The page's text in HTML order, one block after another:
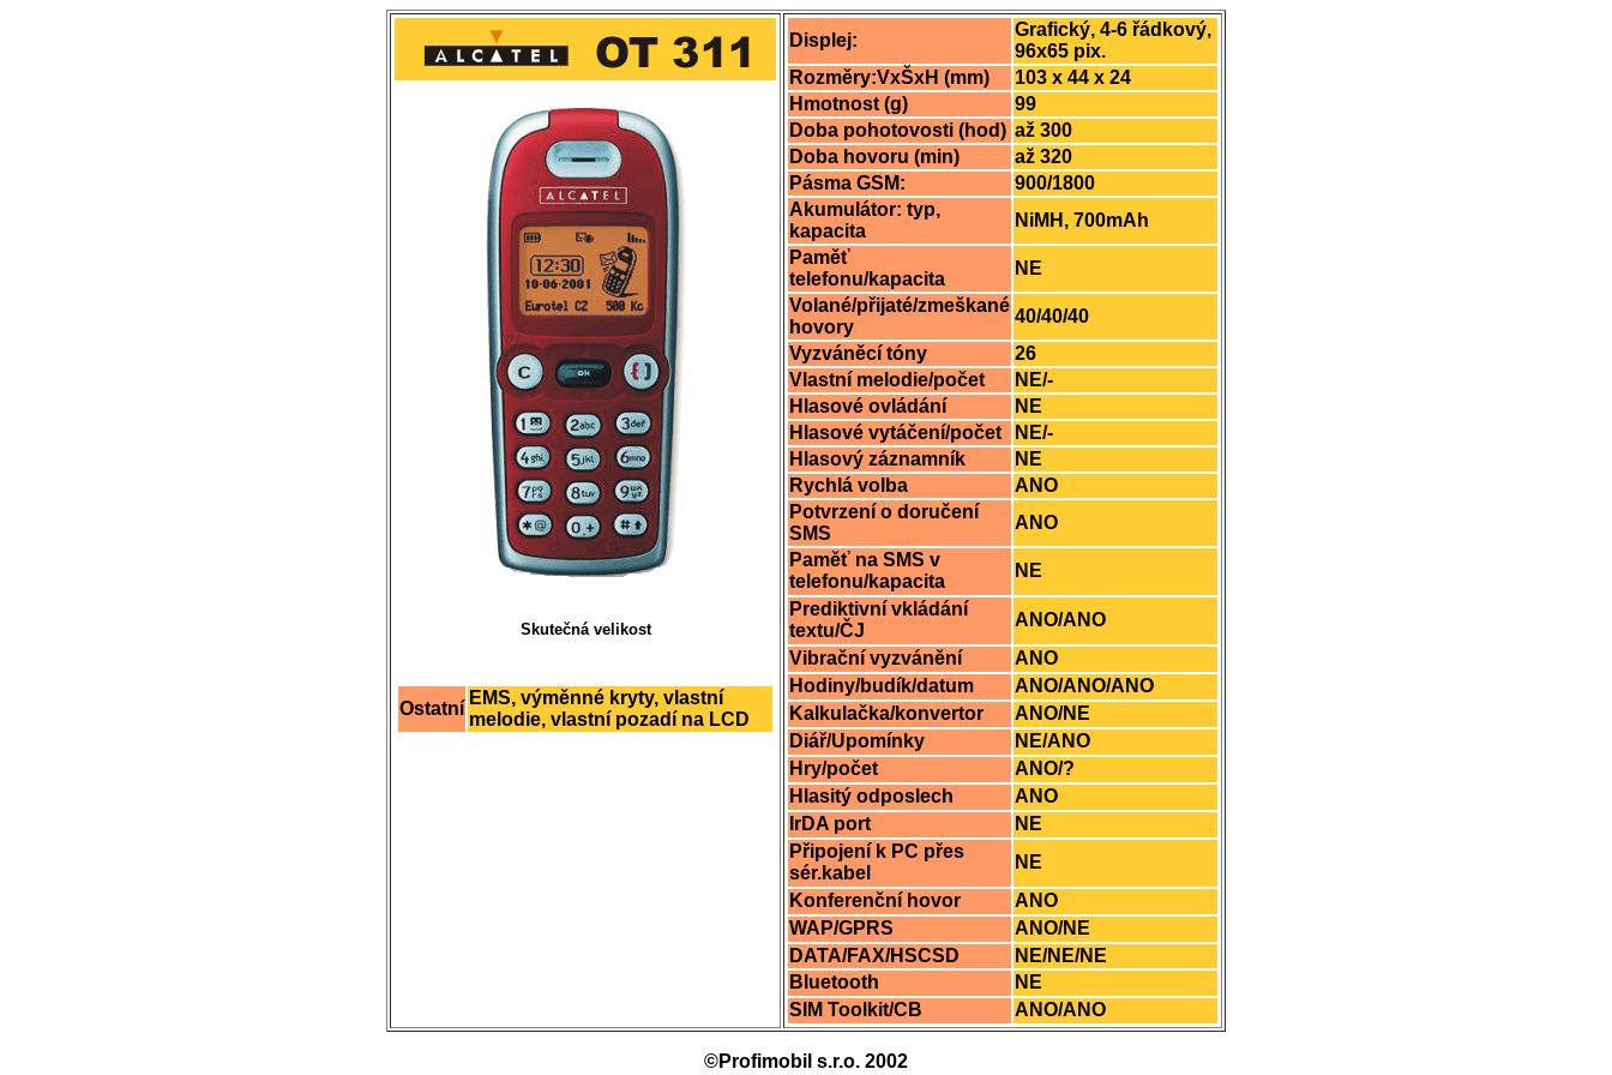
Skutečná velikost
Ostatní
EMS, výměnné kryty, vlastní
melodie, vlastní pozadí na LCD
Displej:
Grafický, 4-6 řádkový,
96x65 pix.
Rozměry:VxŠxH (mm)
103 x 44 x 24
Hmotnost (g)
99
Doba pohotovosti (hod) až 300
Doba hovoru (min)
až 320
Pásma GSM:
900/1800
Akumulátor: typ,
kapacita
NiMH, 700mAh
Paměť
telefonu/kapacita
NE
Volané/přijaté/zmeškané
hovory
40/40/40
Vyzváněcí tóny
26
Vlastní melodie/počet
NE/-
Hlasové ovládání
NE
Hlasové vytáčení/počet
NE/-
Hlasový záznamník
NE
Rychlá volba
ANO
Potvrzení o doručení
SMS
ANO
Paměť na SMS v
telefonu/kapacita
NE
Prediktivní vkládání
textu/ČJ
ANO/ANO
Vibrační vyzvánění
ANO
Hodiny/budík/datum
ANO/ANO/ANO
Kalkulačka/konvertor
ANO/NE
Diář/Upomínky
NE/ANO
Hry/počet
ANO/?
Hlasitý odposlech
ANO
IrDA port
NE
Připojení k PC přes
sér.kabel
NE
Konferenční hovor
ANO
WAP/GPRS
ANO/NE
DATA/FAX/HSCSD
NE/NE/NE
Bluetooth
NE
SIM Toolkit/CB
ANO/ANO
©Profimobil s.r.o. 2002